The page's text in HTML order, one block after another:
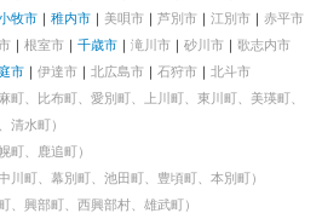
牧市 稚内市 美唄市 芦別市 江別市
赤平市
根室市 千歳市 滝川市 砂川市
歌志内市
市 伊達市 北広島市 石狩市
北斗市
町、比布町、愛別町、上川町、東川町、美瑛町、
清水町）
町、鹿追町）
川町、幕別町、池田町、豊頃町、本別町）
、興部町、西興部村、雄武町）